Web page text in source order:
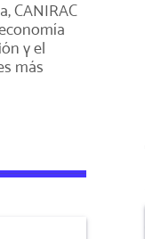
CANIRAC
y el
más